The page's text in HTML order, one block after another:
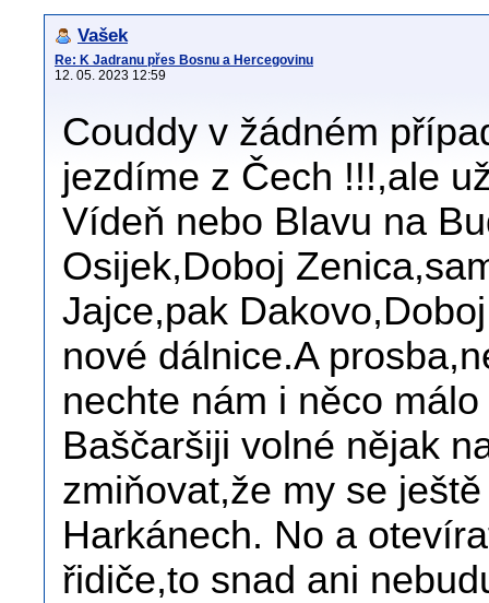
Vašek
Re: K Jadranu přes Bosnu a Hercegovinu
12. 05. 2023 12:59
Couddy v žádném
jezdíme z Čech !!!,ale
Vídeň nebo Blavu na
Osijek,Doboj
Jajce,pak
nové dálnice.A
nechte nám i něco
Baščaršiji volné nějak
zmiňovat,že my se
Harkánech. No a
řidiče,to snad ani